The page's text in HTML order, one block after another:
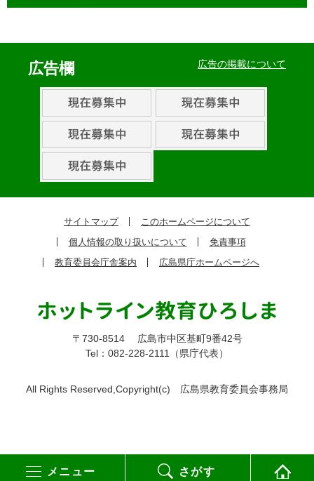
メニュー さがす
広告欄 広告の掲載について
サイトマップ
このホームページについて
個人情報の取り扱いについて
免責事項
教育委員会庁舎案内
広島県庁ホームページへ
〒730-8514
広島市中区基町9番42号
Tel：082-228-2111（県庁代表）
All Rights Reserved,Copyright(c) 広島県教育委員会事務局